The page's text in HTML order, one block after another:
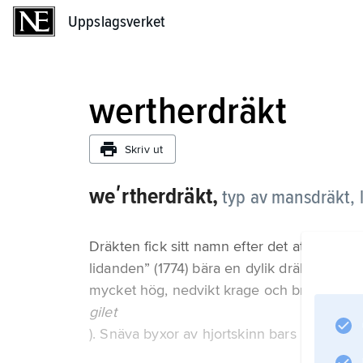
Uppslagsverket
wertherdräkt
Skriv ut
weʹrtherdräkt, typ av mansdräkt,
Dräkten fick sitt namn efter det att
lidanden” (1774) bära en dylik dräkt. Den
mycket hög, nedvikt krage och breda slag
gilet
). Snäva byxor av hjortskinn bars